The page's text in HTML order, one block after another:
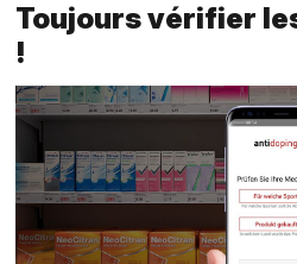
Toujours vérifier
!